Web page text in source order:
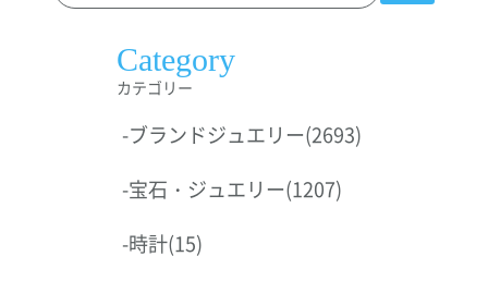
Category
カテゴリー
-ブランドジュエリー(2693)
-宝石・ジュエリー(1207)
-時計(15)